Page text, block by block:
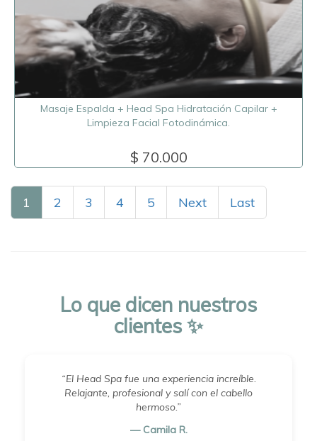
Masaje Espalda + Head Spa Hidratación Capilar +
Limpieza Facial Fotodinámica.
$ 70.000
1 2 3 4 5 Next Last
Lo que dicen nuestros
clientes ✨
“El Head Spa fue una experiencia increíble.
Relajante, profesional y salí con el cabello
hermoso.”
— Camila R.